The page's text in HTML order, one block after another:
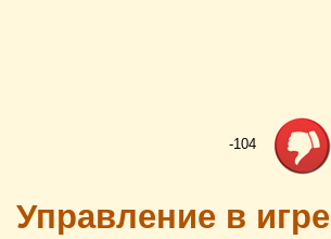
-104
Управление в игре